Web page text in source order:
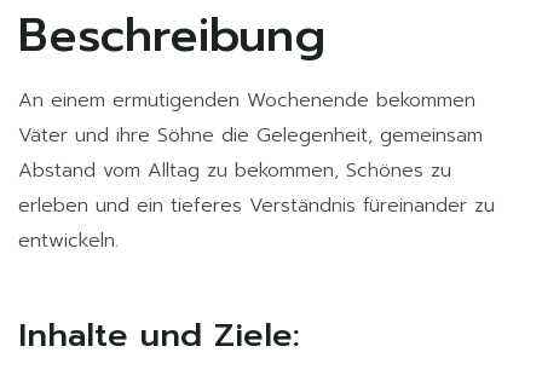
Beschreibung
An einem ermutigenden Wochenende bekommen
Väter und ihre Söhne die Gelegenheit, gemeinsam
Abstand vom Alltag zu bekommen, Schönes zu
erleben und ein tieferes Verständnis füreinander zu
entwickeln.
Inhalte und Ziele: